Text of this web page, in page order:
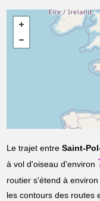
Le trajet entreSaint-
à vol d'oiseau d'environ
routier s'étend à
les contours des routes